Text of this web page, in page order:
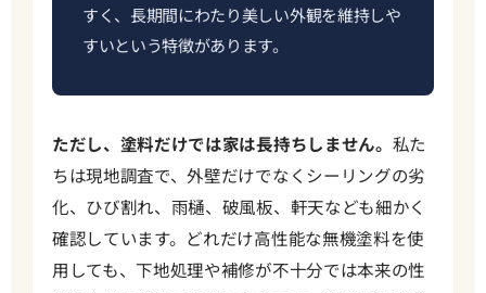
すく、長期間にわたり美しい外観を維持しや
すいという特徴があります。
ただし、塗料だけでは家は長持ちしません。 私た
ちは現地調査で、外壁だけでなくシーリングの劣
化、ひび割れ、雨樋、破風板、軒天なども細かく
確認しています。どれだけ高性能な無機塗料を使
用しても、下地処理や補修が不十分では本来の性